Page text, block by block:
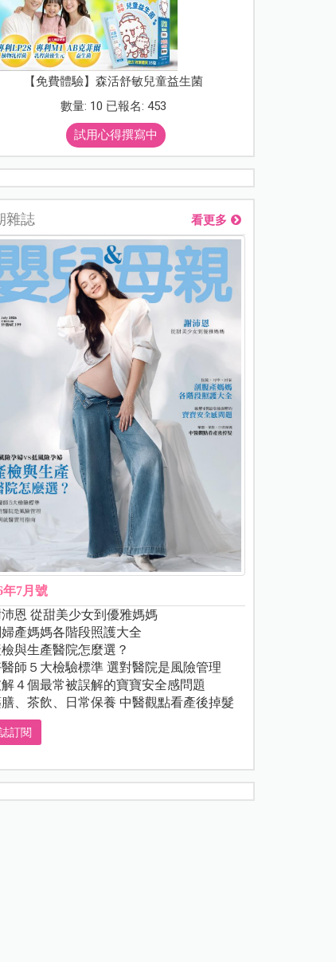
【免費體驗】森活舒敏兒童益生菌
數量: 10 已報名: 453
試用心得撰寫中
雜誌 看更多
年7月號
恩 從甜美少女到優雅媽媽
產媽媽各階段照護大全
與生產醫院怎麼選？
師５大檢驗標準 選對醫院是風險管理
４個最常被誤解的寶寶安全感問題
、茶飲、日常保養 中醫觀點看產後掉髮
訂閱